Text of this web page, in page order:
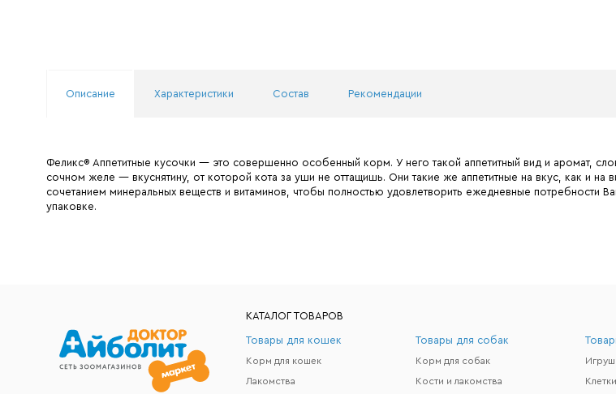
Описание Характеристики Состав Рекомендации
Феликс® Аппетитные кусочки — это совершенно особенный корм. У него такой аппетитный вид и аромат,
сочном желе — вкуснятину, от которой кота за уши не оттащишь. Они такие же аппетитные на вкус, как и
сочетанием минеральных веществ и витаминов, чтобы полностью удовлетворить ежедневные
упаковке.
КАТАЛОГ ТОВАРОВ
Товары для кошек
Корм для кошек
Лакомства
Товары для собак
Корм для собак
Кости и лакомства